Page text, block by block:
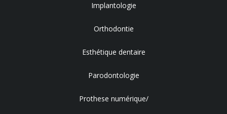
Implantologie
Orthodontie
Esthétique dentaire
Parodontologie
Prothese numérique/